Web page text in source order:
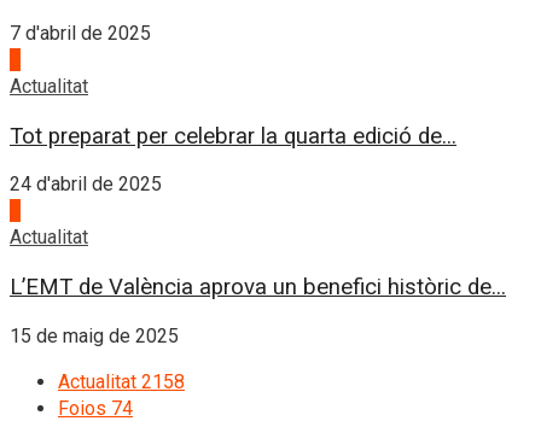
7 d'abril de 2025
Actualitat
Tot preparat per celebrar la quarta edició de...
24 d'abril de 2025
Actualitat
L’EMT de València aprova un benefici històric de...
15 de maig de 2025
Actualitat 2158
Foios 74